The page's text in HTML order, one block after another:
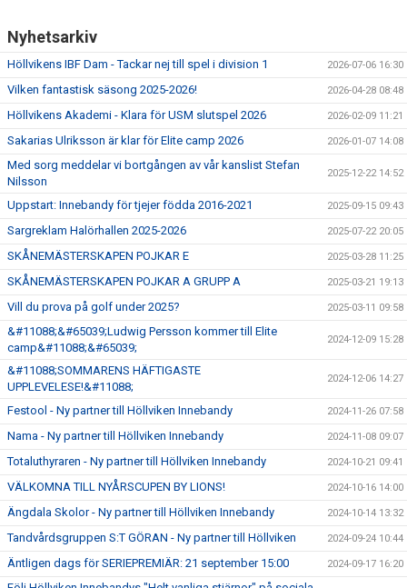
Nyhetsarkiv
Höllvikens IBF Dam - Tackar nej till spel i division 1 2026-07-06 16:30
Vilken fantastisk säsong 2025-2026! 2026-04-28 08:48
Höllvikens Akademi - Klara för USM slutspel 2026 2026-02-09 11:21
Sakarias Ulriksson är klar för Elite camp 2026 2026-01-07 14:08
Med sorg meddelar vi bortgången av vår kanslist Stefan
Nilsson
2025-12-22 14:52
Uppstart: Innebandy för tjejer födda 2016-2021 2025-09-15 09:43
Sargreklam Halörhallen 2025-2026 2025-07-22 20:05
SKÅNEMÄSTERSKAPEN POJKAR E 2025-03-28 11:25
SKÅNEMÄSTERSKAPEN POJKAR A GRUPP A 2025-03-21 19:13
Vill du prova på golf under 2025? 2025-03-11 09:58
&#11088;&#65039;Ludwig Persson kommer till Elite
camp&#11088;&#65039;
2024-12-09 15:28
&#11088;SOMMARENS HÄFTIGASTE
UPPLEVELESE!&#11088;
2024-12-06 14:27
Festool - Ny partner till Höllviken Innebandy 2024-11-26 07:58
Nama - Ny partner till Höllviken Innebandy 2024-11-08 09:07
Totaluthyraren - Ny partner till Höllviken Innebandy 2024-10-21 09:41
VÄLKOMNA TILL NYÅRSCUPEN BY LIONS! 2024-10-16 14:00
Ängdala Skolor - Ny partner till Höllviken Innebandy 2024-10-14 13:32
Tandvårdsgruppen S:T GÖRAN - Ny partner till Höllviken 2024-09-24 10:44
Äntligen dags för SERIEPREMIÄR: 21 september 15:00 2024-09-17 16:20